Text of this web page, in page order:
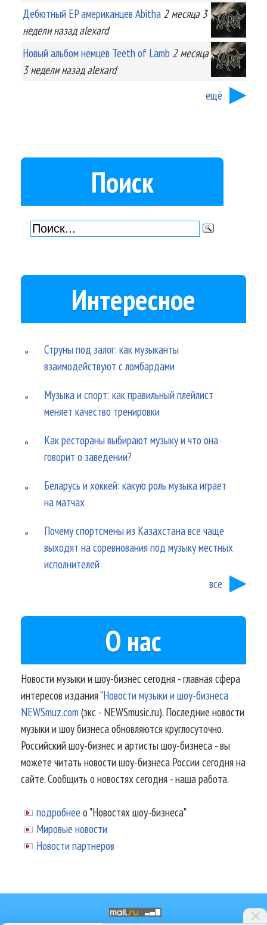
Дебютный EP американцев Abitha 2 месяца 3
неделиназад alexard
Новый альбом немцев Teeth of Lamb 2 месяца
3 неделиназад alexard
ещё
Поиск
Интересное
Струны под залог: как музыканты
взаимодействуют с ломбардами
Музыка и спорт: как правильный плейлист
меняет качество тренировки
Как рестораны выбирают музыку и что она
говорит о заведении?
Беларусь и хоккей: какую роль музыка играет
на матчах
Почему спортсмены из Казахстана все чаще
выходят на соревнования под музыку местных
исполнителей
все
О нас
Новости музыки и шоу-бизнес сегодня - главная сфера
интересов издания"Новости музыки и шоу-бизнеса
NEWSmuz.com(экс - NEWSmusic.ru). Последние новости
музыки и шоу бизнеса обновляются круглосуточно.
Российский шоу-бизнес и артисты шоу-бизнеса - вы
можете читать новости шоу-бизнеса России сегодня на
сайте. Сообщить о новостях сегодня - наша работа.
подробнее о "Новостях шоу-бизнеса"
Мировые новости
Новости партнеров